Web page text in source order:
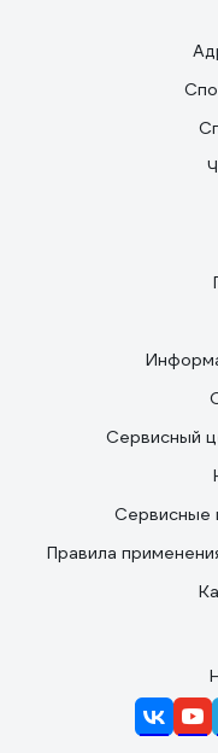
Сервисный
Сервисные
Правила